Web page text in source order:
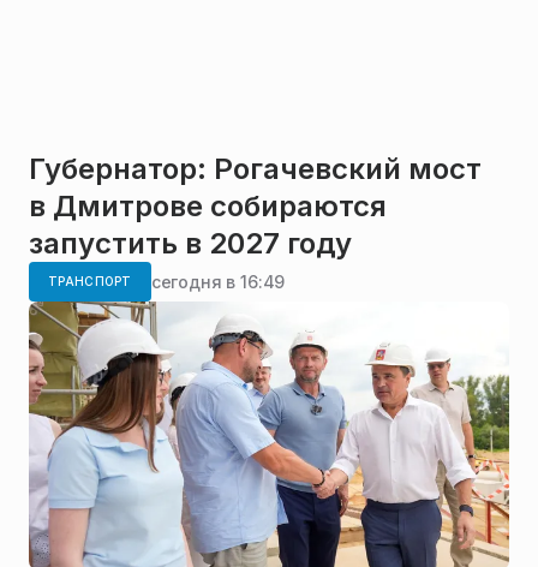
Губернатор: Рогачевский мост
в Дмитрове собираются
запустить в 2027 году
ТРАНСПОРТ сегодня в 16:49